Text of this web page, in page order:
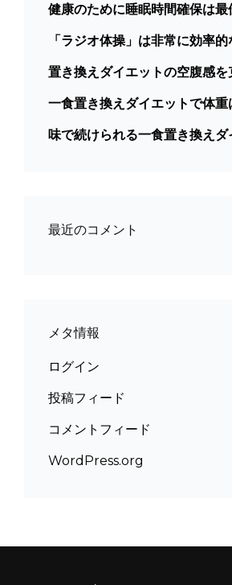
健康のために睡眠時間確保は最
「ラジオ体操」は非常に効率
置き換えダイエットの空腹感
一食置き換えダイエットで体重
味で続けられる一食置き換えダ
最近のコメント
メタ情報
ログイン
投稿フィード
コメントフィード
WordPress.org